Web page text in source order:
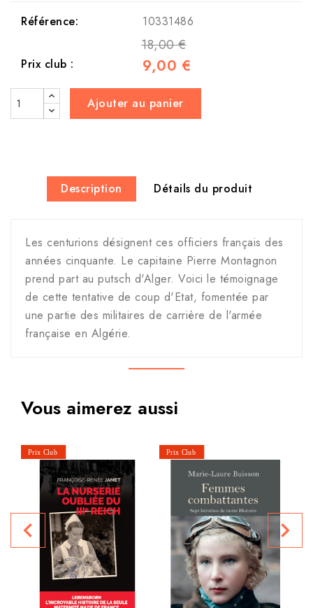
Référence: 10331486
18,00 €
Prix club : 9,00 €
Ajouter au panier
Description Détails du produit
Les centurions désignent ces officiers français des
années cinquante. Le capitaine Pierre Montagnon
prend part au putsch d'Alger. Voici le témoignage
de cette tentative de coup d'Etat, fomentée par
une partie des militaires de carrière de l'armée
française en Algérie.
Vous aimerez aussi
navigate_before navigate_next